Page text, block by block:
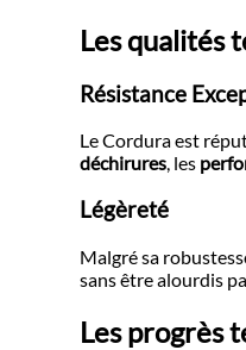
Les qualités
Résistance
Le Cordura est
déchirures, les
Légèreté
Malgré sa
sans être alourdis
Les progrès